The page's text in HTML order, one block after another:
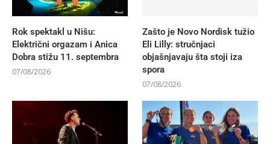
Rok spektakl u Nišu:
Električni orgazam i Anica
Dobra stižu 11. septembra
07/08/2026
Zašto je Novo Nordisk tužio
Eli Lilly: stručnjaci
objašnjavaju šta stoji iza
spora
07/08/2026